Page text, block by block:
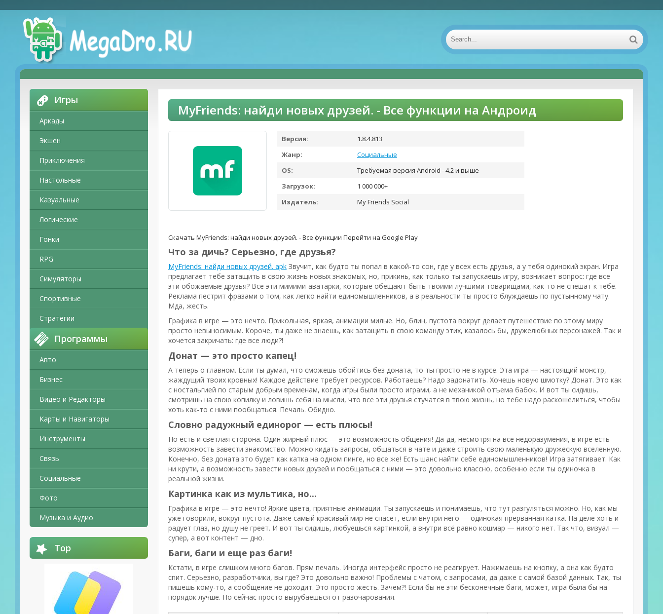
Игры
Аркады
Экшен
Приключения
Настольные
Казуальные
Логические
Гонки
RPG
Симуляторы
Спортивные
Стратегии
Программы
Авто
Бизнес
Видео и Редакторы
Карты и Навигаторы
Инструменты
Связь
Социальные
Фото
Музыка и Аудио
Top
MyFriends: найди новых друзей. - Все функции на Андроид
Версия:
1.8.4.813
Жанр:
Социальные
OS:
Требуемая версия Android - 4.2 и выше
Загрузок:
1 000 000+
Издатель:
My Friends Social
Скачать MyFriends: найди новых друзей. - Все функции Перейти на Google Play
Что за дичь? Серьезно, где друзья?
MyFriends: найди новых друзей. apk Звучит, как будто ты попал в какой-то сон, где у всех есть друзья, а у тебя одинокий экран. Игра
предлагает тебе затащить в свою жизнь новых знакомых, но, прикинь, как только ты запускаешь игру, возникает вопрос: где все
эти обожаемые друзья? Все эти мимими-аватарки, которые обещают быть твоими лучшими товарищами, как-то не спешат к тебе.
Реклама пестрит фразами о том, как легко найти единомышленников, а в реальности ты просто блуждаешь по пустынному чату.
Мда, жесть.
Графика в игре — это нечто. Прикольная, яркая, анимации милые. Но, блин, пустота вокруг делает путешествие по этому миру
просто невыносимым. Короче, ты даже не знаешь, как затащить в свою команду этих, казалось бы, дружелюбных персонажей. Так и
хочется закричать: где все люди?!
Донат — это просто капец!
А теперь о главном. Если ты думал, что сможешь обойтись без доната, то ты просто не в курсе. Эта игра — настоящий монстр,
жаждущий твоих кровных! Каждое действие требует ресурсов. Работаешь? Надо задонатить. Хочешь новую шмотку? Донат. Это как
с ностальгией по старым добрым временам, когда игры были просто играми, а не механикой отъема бабок. И вот ты сидишь,
смотришь на свою копилку и ловишь себя на мысли, что все эти друзья стучатся в твою жизнь, но тебе надо раскошелиться, чтобы
хоть как-то с ними пообщаться. Печаль. Обидно.
Словно радужный единорог — есть плюсы!
Но есть и светлая сторона. Один жирный плюс — это возможность общения! Да-да, несмотря на все недоразумения, в игре есть
возможность завести знакомство. Можно кидать запросы, общаться в чате и даже строить свою маленькую дружескую вселенную.
Конечно, без доната это будет как катка на одном пинге, но все же! Есть шанс найти себе единомышленников! Игра затягивает. Как
ни крути, а возможность завести новых друзей и пообщаться с ними — это довольно классно, особенно если ты одиночка в
реальной жизни.
Картинка как из мультика, но...
Графика в игре — это нечто! Яркие цвета, приятные анимации. Ты запускаешь и понимаешь, что тут разгуляться можно. Но, как мы
уже говорили, вокруг пустота. Даже самый красивый мир не спасет, если внутри него — одинокая прерванная катка. На деле хоть и
радует глаз, но душу не греет. И вот ты сидишь, любуешься картинкой, а внутри всё равно кошмар — никого нет. Так что, визуал —
супер, а вот контент — дно.
Баги, баги и еще раз баги!
Кстати, в игре слишком много багов. Прям печаль. Иногда интерфейс просто не реагирует. Нажимаешь на кнопку, а она как будто
спит. Серьезно, разработчики, вы где? Это довольно важно! Проблемы с чатом, с запросами, да даже с самой базой данных. Так, ты
пишешь кому-то, а сообщение не доходит. Это просто жесть. Зачем?! Если бы не эти бесконечные баги, может, игра была бы на
порядок лучше. Но сейчас просто вырубаешься от разочарования.